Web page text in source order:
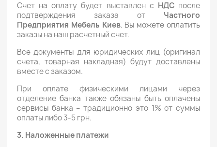
Счет на оплату будет выставлен с НДСпосле
подтверждения заказа от Частного
Предприятия Мебель Киев. Вы можете оплатить
заказы на наш расчетный счет.
Все документы для юридических лиц (оригинал
счета, товарная накладная) будут доставлены
вместе с заказом.
При оплате физическими лицами через
отделение банка также обязаны быть оплачены
сервисы банка – традиционно это 1% от суммы
оплаты либо 3-5 грн.
3. Наложенные платежи